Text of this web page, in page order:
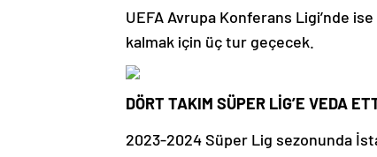
UEFA Avrupa Konferans Ligi’nde
kalmak için üç tur geçecek.
DÖRT TAKIM SÜPER LİG’E VEDA
2023-2024 Süper Lig sezonunda